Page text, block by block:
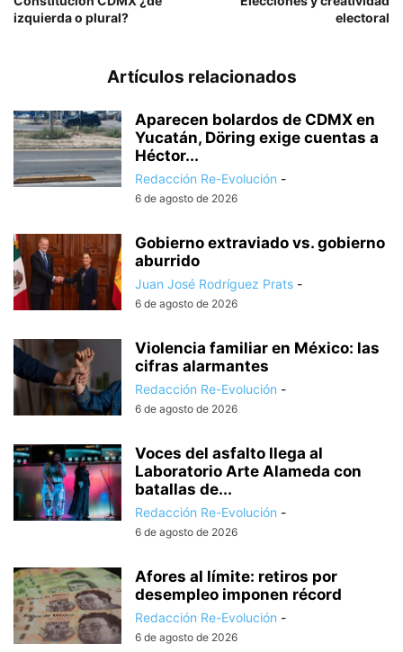
izquierda o plural?
electoral
Artículos relacionados
Aparecen bolardos de CDMX en
Yucatán, Döring exige cuentas a
Héctor...
Redacción Re-Evolución -
6 de agosto de 2026
Gobierno extraviado vs. gobierno
aburrido
Juan José Rodríguez Prats -
6 de agosto de 2026
Violencia familiar en México: las
cifras alarmantes
Redacción Re-Evolución -
6 de agosto de 2026
Voces del asfalto llega al
Laboratorio Arte Alameda con
batallas de...
Redacción Re-Evolución -
6 de agosto de 2026
Afores al límite: retiros por
desempleo imponen récord
Redacción Re-Evolución -
6 de agosto de 2026